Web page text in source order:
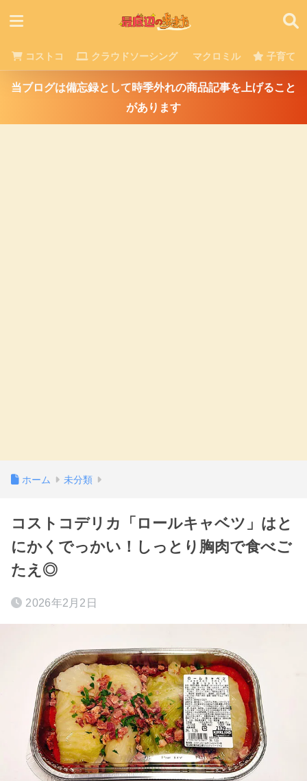
コストコ クラウドソーシング マクロミル 子育て
当ブログは備忘録として時季外れの商品記事を上げること
があります
ホーム 未分類
コストコデリカ「ロールキャベツ」はと
にかくでっかい！しっとり胸肉で食べご
たえ◎
2026年2月2日